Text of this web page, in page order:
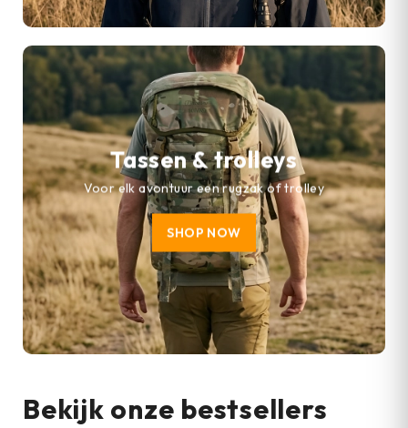
Tassen & trolleys
Voor elk avontuur een rugzak of trolley
SHOP NOW
Bekijk onze bestsellers